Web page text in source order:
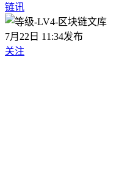
链讯
7月22日 11:34发布
关注